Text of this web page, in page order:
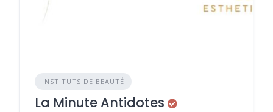
INSTITUTS DE BEAUTÉ
La Minute Antidotes